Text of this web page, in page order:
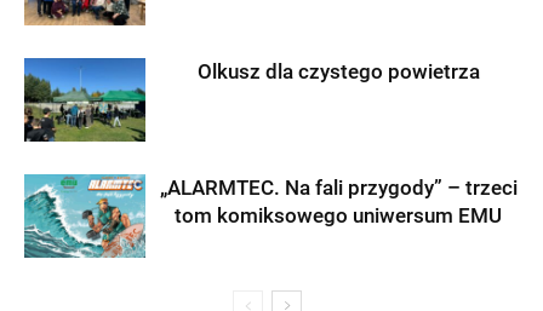
Olkusz dla czystego powietrza
„ALARMTEC. Na fali przygody” – trzeci
tom komiksowego uniwersum EMU